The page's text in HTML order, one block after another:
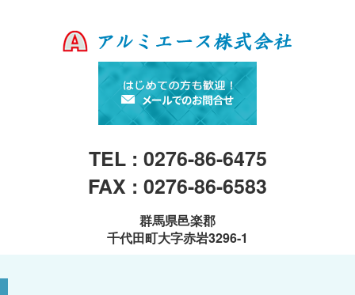
TEL : 0276-86-6475
FAX : 0276-86-6583
群馬県邑楽郡
千代田町大字赤岩3296-1